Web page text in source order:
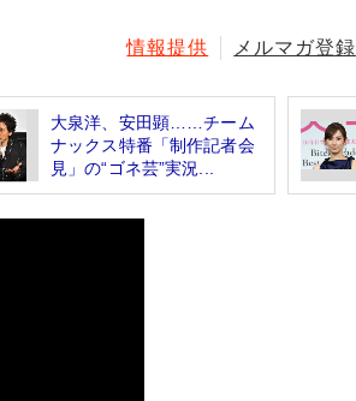
情報提供 メルマガ登録
大泉洋、安田顕……チーム
ナックス特番「制作記者会
見」の“ゴネ芸”実況...